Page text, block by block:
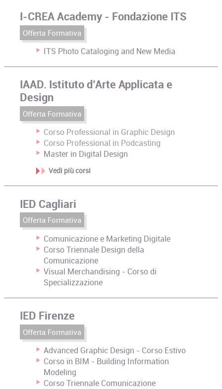
I-CREA Academy - Fondazione ITS
Offerta Formativa
ITS Photo Cataloging and New Media
IAAD. Istituto d’Arte Applicata e
Design
Offerta Formativa
Corso Professional in Graphic Design
Corso Professional in Podcasting
Master in Digital Design
Vedi più corsi
IED Cagliari
Offerta Formativa
Comunicazione e Marketing Digitale
Corso Triennale Design della
Comunicazione
Visual Merchandising - Corso di
Specializzazione
IED Firenze
Offerta Formativa
Advanced Graphic Design - Corso Estivo
Corso in BIM - Building Information
Modeling
Corso Triennale Comunicazione